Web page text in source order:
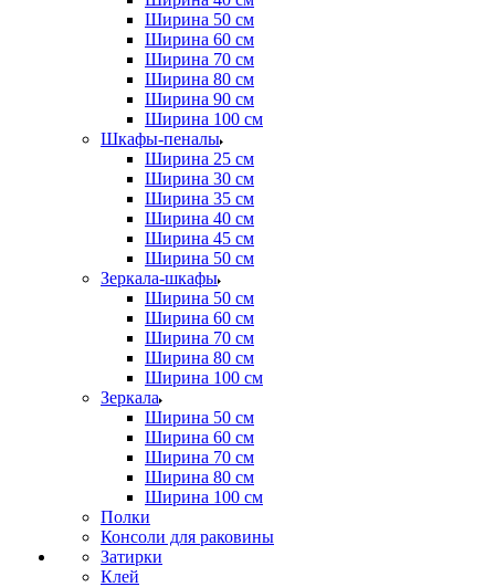
Ширина 50 см
Ширина 60 см
Ширина 70 см
Ширина 80 см
Ширина 90 см
Ширина 100 см
Шкафы-пеналы
Ширина 25 см
Ширина 30 см
Ширина 35 см
Ширина 40 см
Ширина 45 см
Ширина 50 см
Зеркала-шкафы
Ширина 50 см
Ширина 60 см
Ширина 70 см
Ширина 80 см
Ширина 100 см
Зеркала
Ширина 50 см
Ширина 60 см
Ширина 70 см
Ширина 80 см
Ширина 100 см
Полки
Консоли для раковины
Затирки
Клей